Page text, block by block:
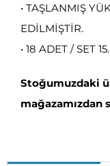
• TAŞLANMIŞ
EDİLMİŞTİR.
• 18 ADET / SET
Stoğumuzdaki
mağazamızdan